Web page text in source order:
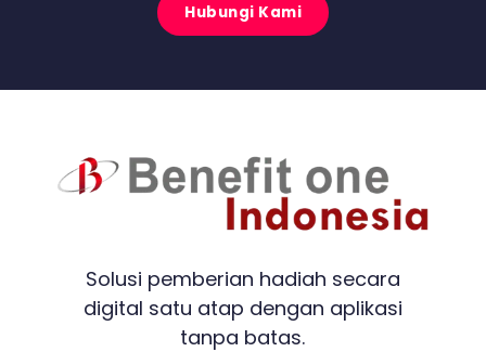
Hubungi Kami
Solusi pemberian hadiah secara
digital satu atap dengan aplikasi
tanpa batas.